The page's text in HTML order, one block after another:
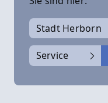
Stadt Herborn
Service